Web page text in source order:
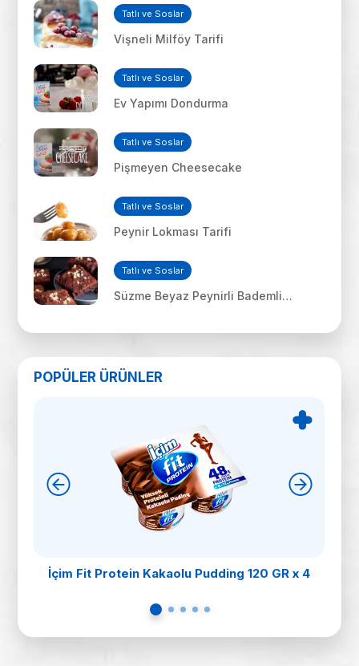
Tatlı ve Soslar
Vişneli Milföy Tarifi
Tatlı ve Soslar
Ev Yapımı Dondurma
Tatlı ve Soslar
Pişmeyen Cheesecake
Tatlı ve Soslar
Peynir Lokması Tarifi
Tatlı ve Soslar
Süzme Beyaz Peynirli Bademli
POPÜLER ÜRÜNLER
İçim Fit Protein Kakaolu Pudding 120 GR x 4